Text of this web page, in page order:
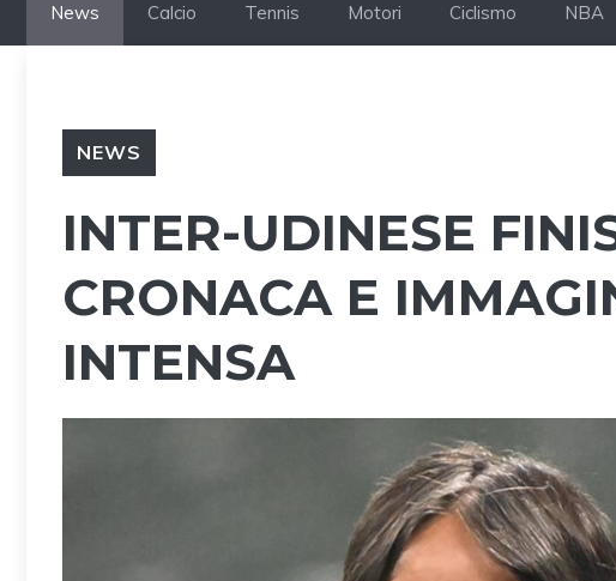
News Calcio Tennis Motori Ciclismo NBA
NEWS
INTER-UDINESE
CRONACA E
INTENSA